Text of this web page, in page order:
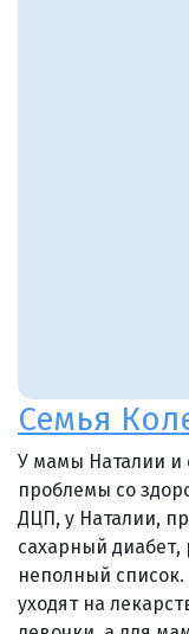
Семья
У мамы Наталии и
проблемы со
ДЦП, у Наталии,
сахарный
неполный
уходят на